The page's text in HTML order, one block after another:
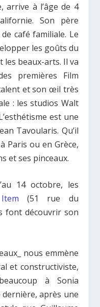
arrive à l’âge de 4
Son père
café familiale. Le
les goûts du
les beaux-arts. Il va
premières Film
et son œil très
: les studios Walt
est une
Tavoularis. Qu’il
Paris ou en Grèce,
et ses pinceaux.
14 octobre, les
(51 rue du
font découvrir son
nous emmène
et constructiviste,
à Sonia
dernière, après une